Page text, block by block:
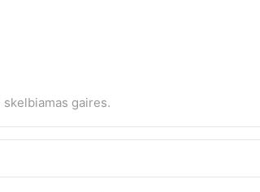
gaires.